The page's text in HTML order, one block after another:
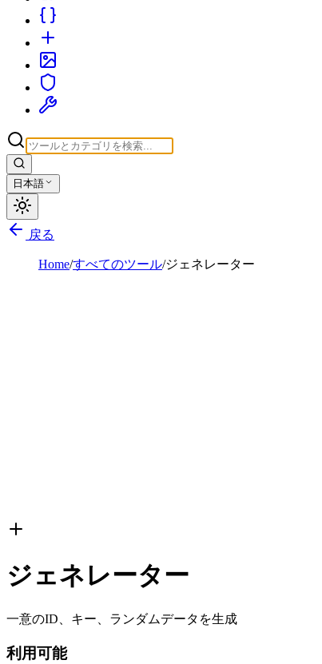
日本語
戻る
Home/すべてのツール/ジェネレーター
ジェネレーター
一意のID、キー、ランダムデータを生成
利用可能